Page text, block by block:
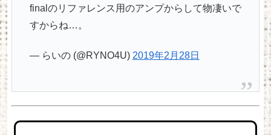
finalのリファレンス用のアンプからして物凄いで
すからね…。
— らいの (@RYNO4U) 2019年2月28日